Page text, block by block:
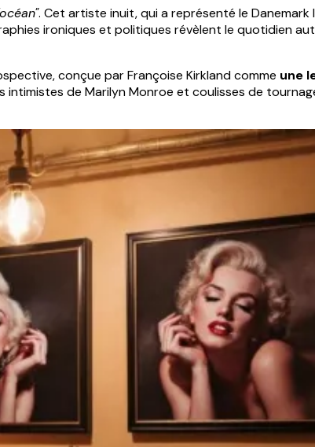
. Cet artiste inuit, qui a représenté le Danemark
ironiques et politiques révèlent le quotidien
conçue par Françoise Kirkland comme une
de Marilyn Monroe et coulisses de